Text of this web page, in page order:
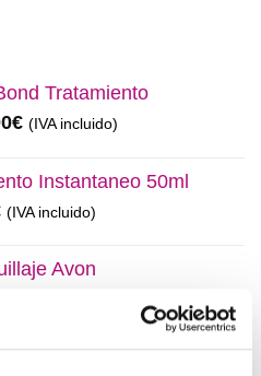
Tratamiento
€El
actual
130,00€.
(IVA incluido)
Instantaneo 50ml
El
actual
(IVA incluido)
Avon
actual